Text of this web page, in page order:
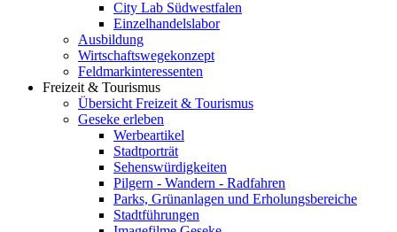
City Lab Südwestfalen
Einzelhandelslabor
Ausbildung
Wirtschaftswegekonzept
Feldmarkinteressenten
Freizeit & Tourismus
Übersicht Freizeit & Tourismus
Geseke erleben
Werbeartikel
Stadtporträt
Sehenswürdigkeiten
Pilgern - Wandern - Radfahren
Parks, Grünanlagen und Erholungsbereiche
Stadtführungen